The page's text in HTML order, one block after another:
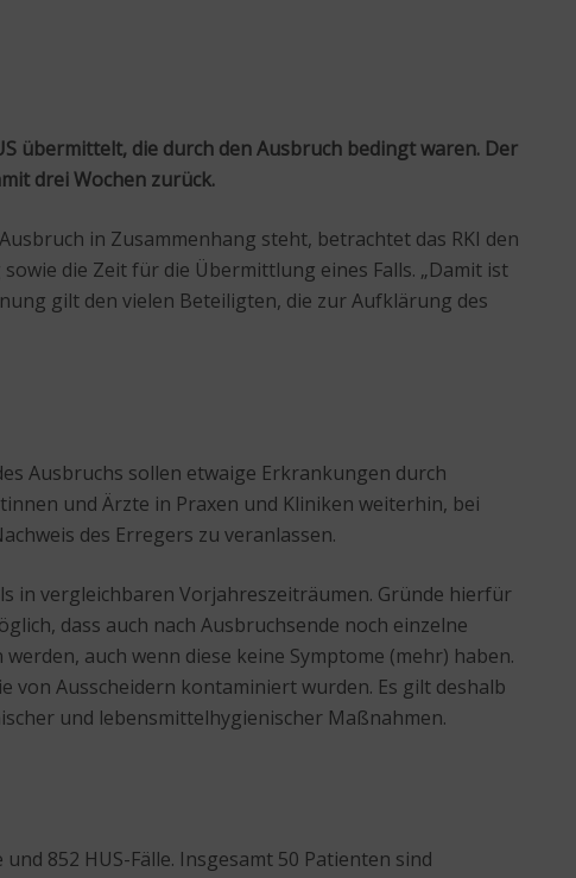
übermittelt, die durch den Ausbruch bedingt waren. Der
drei Wochen zurück.
in Zusammenhang steht, betrachtet das RKI den
die Zeit für die Übermittlung eines Falls. „Damit ist
gilt den vielen Beteiligten, die zur Aufklärung des
Ausbruchs sollen etwaige Erkrankungen durch
und Ärzte in Praxen und Kliniken weiterhin, bei
des Erregers zu veranlassen.
in vergleichbaren Vorjahreszeiträumen. Gründe hierfür
dass auch nach Ausbruchsende noch einzelne
auch wenn diese keine Symptome (mehr) haben.
Ausscheidern kontaminiert wurden. Es gilt deshalb
und lebensmittelhygienischer Maßnahmen.
852 HUS-Fälle. Insgesamt 50 Patienten sind